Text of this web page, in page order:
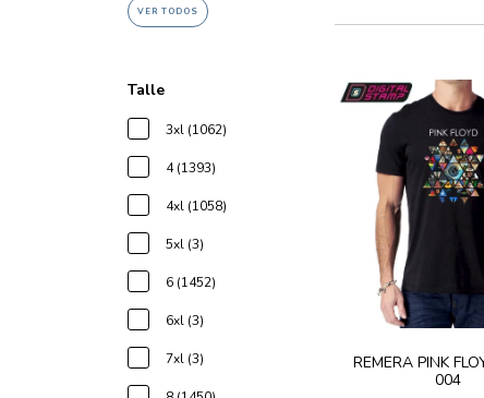
VER TODOS
Talle
3xl (1062)
4 (1393)
4xl (1058)
5xl (3)
6 (1452)
6xl (3)
7xl (3)
REMERA PINK
004